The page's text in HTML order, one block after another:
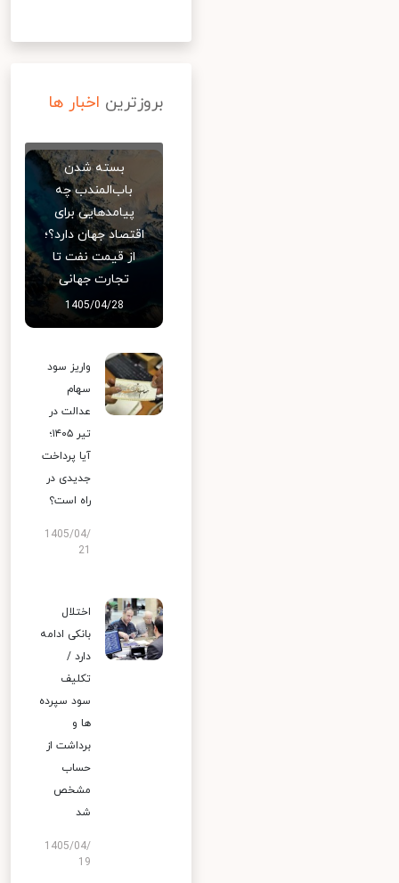
بروزترین اخبار ها
بسته شدن
باب‌المندب چه
پیامدهایی برای
اقتصاد جهان دارد؟؛
از قیمت نفت تا
تجارت جهانی
1405/04/28
واریز سود
سهام
عدالت در
تیر ۱۴۰۵؛
آیا پرداخت
جدیدی در
راه است؟
1405/04/
اختلال
بانکی ادامه
دارد /
تکلیف
سود سپرده
ها و
برداشت از
حساب
مشخص
شد
1405/04/
19